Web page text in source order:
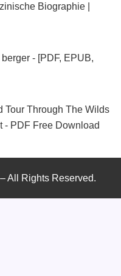
Biographie |
- [PDF, EPUB,
Tour Through The Wilds
- PDF Free Download
All Rights Reserved.